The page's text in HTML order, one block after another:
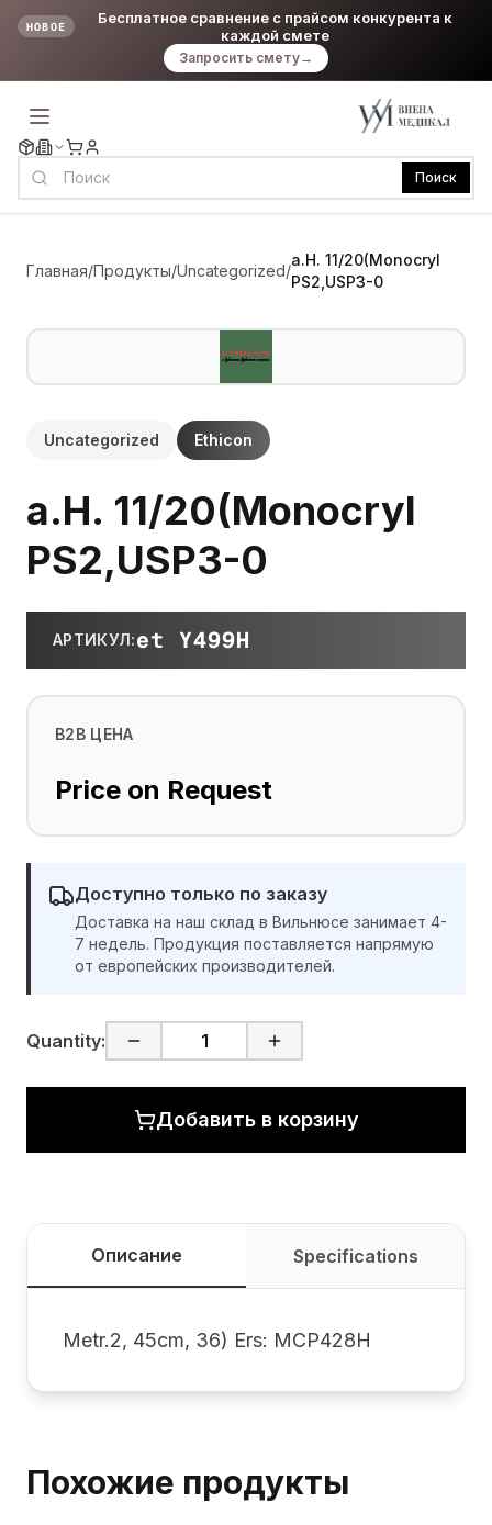
НОВОЕ
Бесплатное сравнение с прайсом конкурента к
каждой смете
Запросить смету→
Поиск
Главная/Продукты/Uncategorized/
a.H. 11/20(Monocryl
PS2,USP3-0
Uncategorized Ethicon
a.H. 11/20(Monocryl
PS2,USP3-0
АРТИКУЛ:et Y499H
B2B ЦЕНА
Price on Request
Доступно только по заказу
Доставка на наш склад в Вильнюсе занимает 4-
7 недель. Продукция поставляется напрямую
от европейских производителей.
Quantity:
Добавить в корзину
Описание Specifications
Metr.2, 45cm, 36) Ers: MCP428H
Похожие продукты